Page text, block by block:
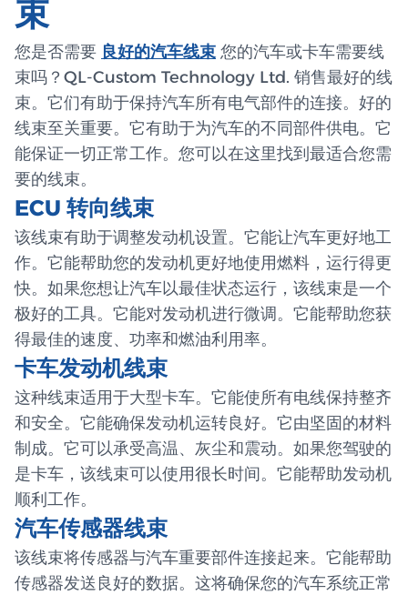
束
您是否需要 良好的汽车线束 您的汽车或卡车需要线
束吗？QL-Custom Technology Ltd. 销售最好的线
束。它们有助于保持汽车所有电气部件的连接。好的
线束至关重要。它有助于为汽车的不同部件供电。它
能保证一切正常工作。您可以在这里找到最适合您需
要的线束。
ECU 转向线束
该线束有助于调整发动机设置。它能让汽车更好地工
作。它能帮助您的发动机更好地使用燃料，运行得更
快。如果您想让汽车以最佳状态运行，该线束是一个
极好的工具。它能对发动机进行微调。它能帮助您获
得最佳的速度、功率和燃油利用率。
卡车发动机线束
这种线束适用于大型卡车。它能使所有电线保持整齐
和安全。它能确保发动机运转良好。它由坚固的材料
制成。它可以承受高温、灰尘和震动。如果您驾驶的
是卡车，该线束可以使用很长时间。它能帮助发动机
顺利工作。
汽车传感器线束
该线束将传感器与汽车重要部件连接起来。它能帮助
传感器发送良好的数据。这将确保您的汽车系统正常